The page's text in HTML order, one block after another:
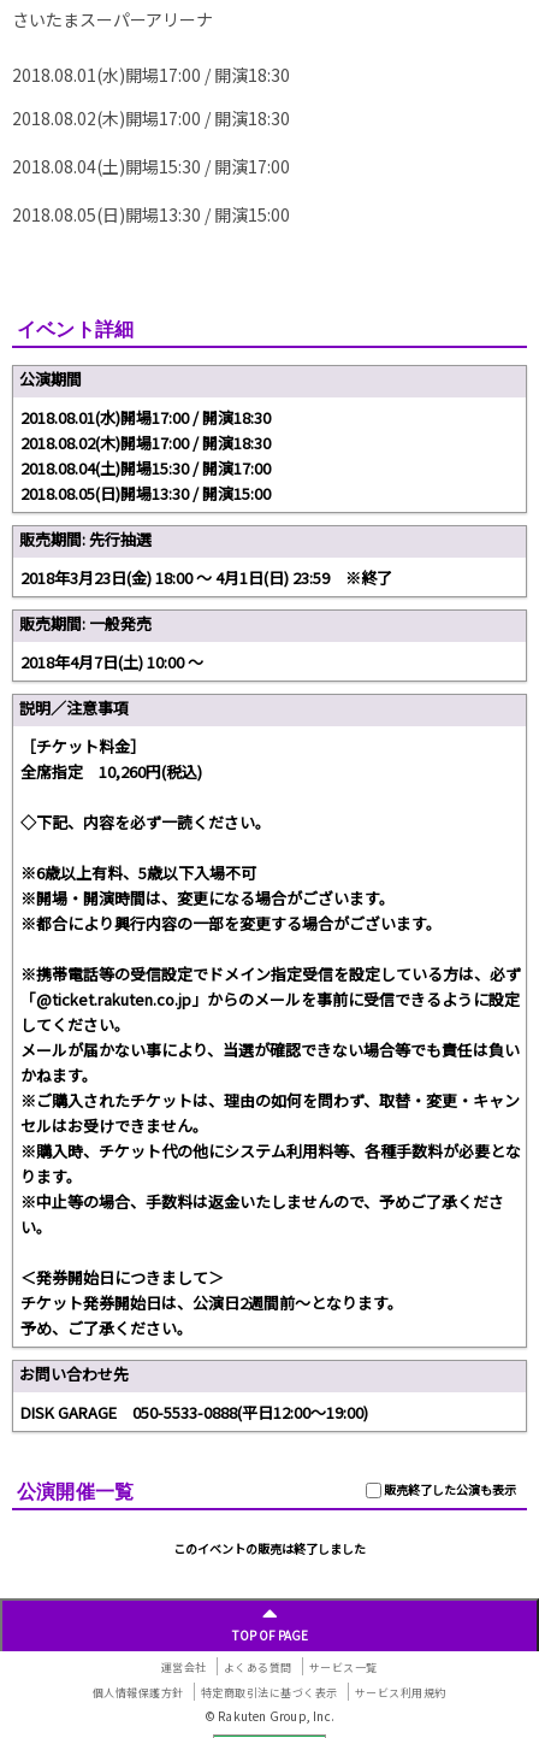
さいたまスーパーアリーナ
2018.08.01(水)開場17:00 / 開演18:30
2018.08.02(木)開場17:00 / 開演18:30
2018.08.04(土)開場15:30 / 開演17:00
2018.08.05(日)開場13:30 / 開演15:00
イベント詳細
公演期間
2018.08.01(水)開場17:00 / 開演18:30
2018.08.02(木)開場17:00 / 開演18:30
2018.08.04(土)開場15:30 / 開演17:00
2018.08.05(日)開場13:30 / 開演15:00
販売期間: 先行抽選
2018年3月23日(金) 18:00 〜 4月1日(日) 23:59 ※終了
販売期間: 一般発売
2018年4月7日(土) 10:00 〜
説明／注意事項
［チケット料金］
全席指定 10,260円(税込)
◇下記、内容を必ず一読ください。
※6歳以上有料、5歳以下入場不可
※開場・開演時間は、変更になる場合がございます。
※都合により興行内容の一部を変更する場合がございます。
※携帯電話等の受信設定でドメイン指定受信を設定している方は、必ず
「@ticket.rakuten.co.jp」からのメールを事前に受信できるように設定
してください。
メールが届かない事により、当選が確認できない場合等でも責任は負い
かねます。
※ご購入されたチケットは、理由の如何を問わず、取替・変更・キャン
セルはお受けできません。
※購入時、チケット代の他にシステム利用料等、各種手数料が必要とな
ります。
※中止等の場合、手数料は返金いたしませんので、予めご了承くださ
い。
＜発券開始日につきまして＞
チケット発券開始日は、公演日2週間前～となります。
予め、ご了承ください。
お問い合わせ先
DISK GARAGE 050-5533-0888(平日12:00～19:00)
販売終了した公演も表示
公演開催一覧
このイベントの販売は終了しました
TOP OF PAGE
運営会社 よくある質問
サービス一覧
個人情報保護方針
特定商取引法に基づく表示 サービス利用規約
© Rakuten Group, Inc.